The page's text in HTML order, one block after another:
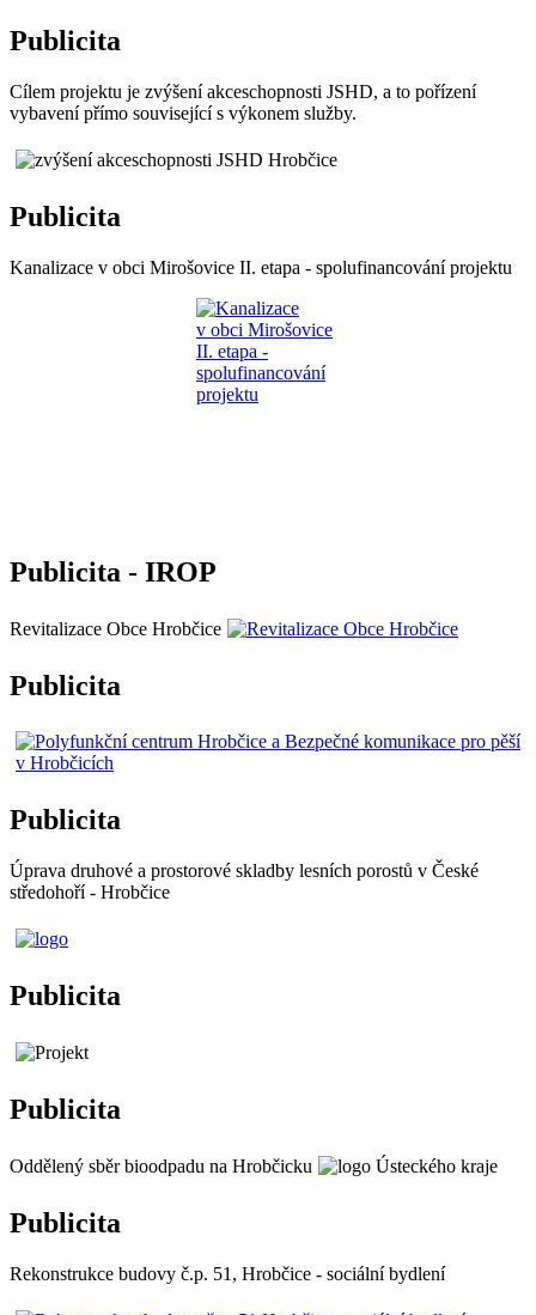
Publicita
Cílem projektu je zvýšení akceschopnosti JSHD, a to pořízení
vybavení přímo související s výkonem služby.
Publicita
Kanalizace v obci Mirošovice II. etapa - spolufinancování projektu
Publicita - IROP
Revitalizace Obce Hrobčice
Publicita
Publicita
Úprava druhové a prostorové skladby lesních porostů v České
středohoří - Hrobčice
Publicita
Publicita
Oddělený sběr bioodpadu na Hrobčicku
Publicita
Rekonstrukce budovy č.p. 51, Hrobčice - sociální bydlení